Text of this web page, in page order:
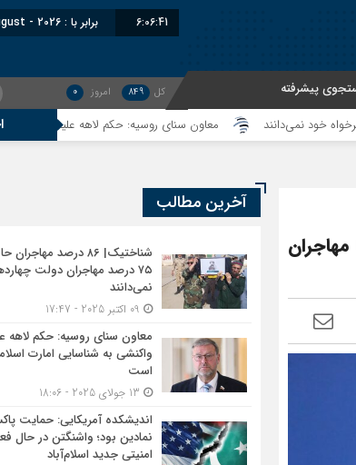
6:06:42 برابر با : Friday - 7 August - 2026
پیشرفته کل 849 امروز 0
معاون سنای روسیه: حکم لاهه علیه طالبان، واکنشی به
با مهاجران
آخرین مطالب
شناختیک| ۸۶ درصد
۷۵ درصد مهاجران دولت
نمی‌دانند
معاون سنای روسیه: حکم لاهه
واکنشی به شناسایی امارت
است
اندیشکده آمریکایی: حمایت
نمادین بود؛ واشنگتن در حال
امنیتی جدید اسلام‌آباد